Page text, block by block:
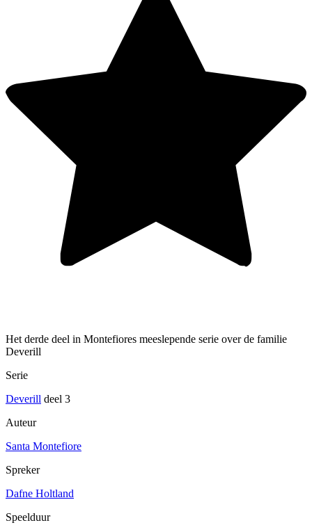
Het derde deel in Montefiores meeslepende serie over de familie
Deverill
Serie
Deverill deel 3
Auteur
Santa Montefiore
Spreker
Dafne Holtland
Speelduur